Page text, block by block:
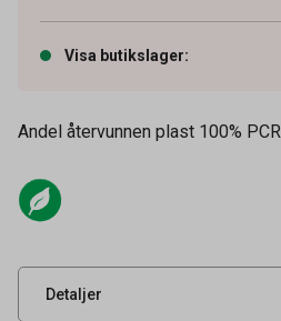
Visa butikslager:
Andel återvunnen plast 100% PCR
Detaljer
Artikelnummer
Volym
Leverantörens
UNSPSC